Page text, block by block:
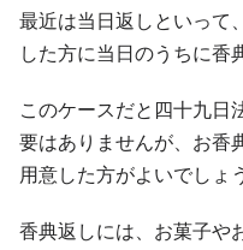
最近は当日返しといって
した方に当日のうちに香
このケースだと四十九日
要はありませんが、お香
用意した方がよいでしょ
香典返しには、お菓子や